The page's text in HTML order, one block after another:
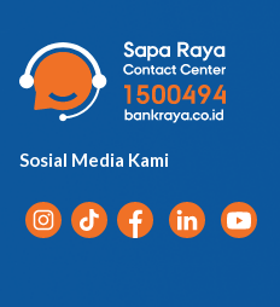
Sosial Media Kami